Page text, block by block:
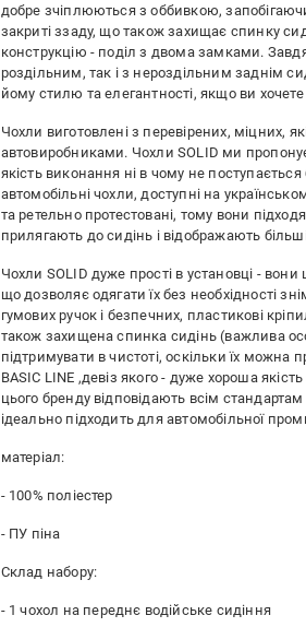
добре зчіплюються з оббивкою,
закриті ззаду, що також захищає спинку
конструкцію - поділ з двома замками.
роздільним, так і з нероздільним заднім
йому стилю та елегантності, якщо ви
Чохли виготовлені з перевірених, міцних,
автовиробниками. Чохли SOLID ми
якість виконання ні в чому не
автомобільні чохли, доступні на
та ретельно протестовані, тому вони
прилягають до сидінь і відображають
Чохли SOLID дуже прості в установці -
що дозволяє одягати їх без необхідності
гумових ручок і безпечних, пластикові
також захищена спинка сидінь (важлива
підтримувати в чистоті, оскільки їх можна
BASIC LINE ,девіз якого - дуже хороша
цього бренду відповідають всім стандартам
ідеально підходить для автомобільної
матеріал:
- 100% поліестер
- ПУ піна
Склад набору:
- 1 чохол на переднє водійське сидіння